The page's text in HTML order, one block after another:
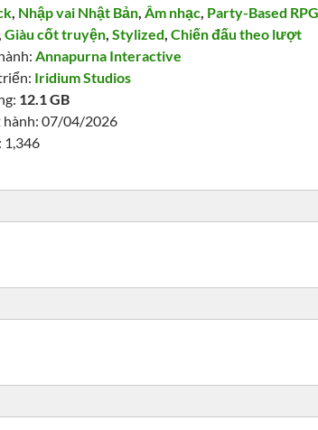
, Nhập vai Nhật Bản,Âm nhạc, Party-Based
Giàu cốt truyện,Stylized,Chiến đấu theo lượt
Annapurna Interactive
Iridium Studios
12.1 GB
hành: 07/04/2026
1,346